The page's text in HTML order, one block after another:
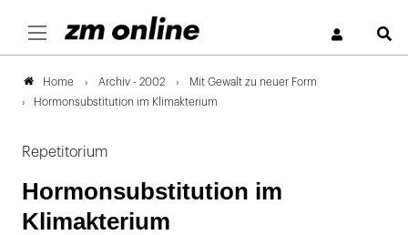
Home Archiv - 2002
Mit Gewalt zu neuer Form
Hormonsubstitution im Klimakterium
Repetitorium
Hormonsubstitution im
Klimakterium